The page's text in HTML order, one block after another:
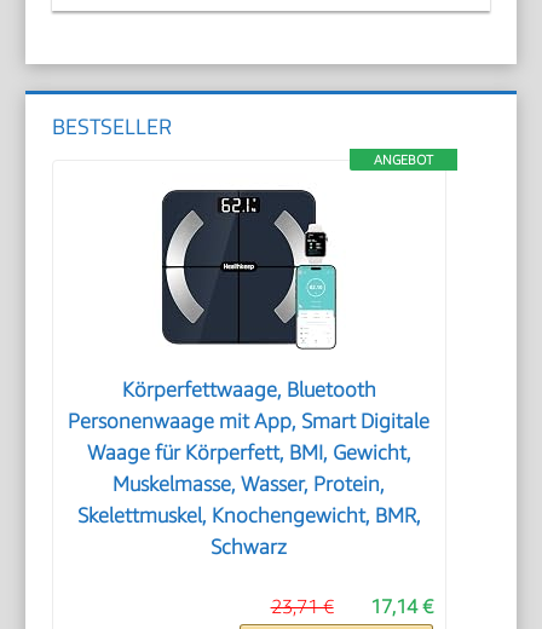
BESTSELLER
ANGEBOT
Körperfettwaage, Bluetooth
Personenwaage mit App, Smart Digitale
Waage für Körperfett, BMI, Gewicht,
Muskelmasse, Wasser, Protein,
Skelettmuskel, Knochengewicht, BMR,
Schwarz
17,14 €
23,71 €